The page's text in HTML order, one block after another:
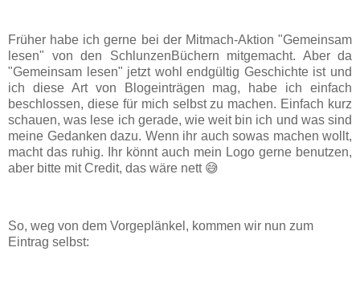
Früher habe ich gerne bei der Mitmach-Aktion "Gemeinsam
lesen" von den SchlunzenBüchern mitgemacht. Aber da
"Gemeinsam lesen" jetzt wohl endgültig Geschichte ist und
ich diese Art von Blogeinträgen mag, habe ich einfach
beschlossen, diese für mich selbst zu machen. Einfach kurz
schauen, was lese ich gerade, wie weit bin ich und was sind
meine Gedanken dazu. Wenn ihr auch sowas machen wollt,
macht das ruhig. Ihr könnt auch mein Logo gerne benutzen,
aber bitte mit Credit, das wäre nett 😅
So, weg von dem Vorgeplänkel, kommen wir nun zum
Eintrag selbst: